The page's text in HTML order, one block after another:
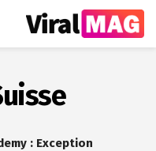
: Exception